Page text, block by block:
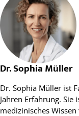
Dr. Sophia Müller
Dr. Sophia Müller ist
Jahren Erfahrung.
medizinisches